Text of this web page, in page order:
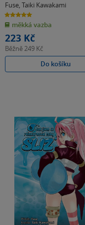
Fuse, Taiki Kawakami
5.0
z
5
hvězdiček
měkká vazba
223 Kč
Běžně249 Kč
Do košíku